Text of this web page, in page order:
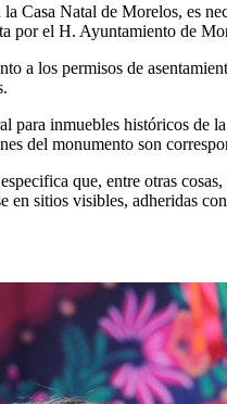
Casa Natal de Morelos,
por el H. Ayuntamiento de
a los permisos de
para inmuebles históricos
del monumento son
que, entre otras
sitios visibles, adheridas